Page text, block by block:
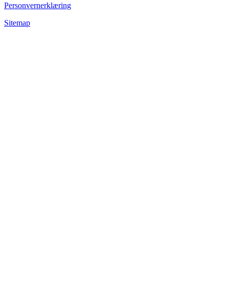
Personvernerklæring
Sitemap